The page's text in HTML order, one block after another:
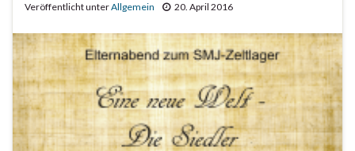
Veröffentlicht unterAllgemein 20. April 2016